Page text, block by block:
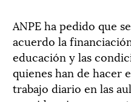
ANPE ha pedido que
acuerdo la
educación y las
quienes han de hacer
trabajo diario en las